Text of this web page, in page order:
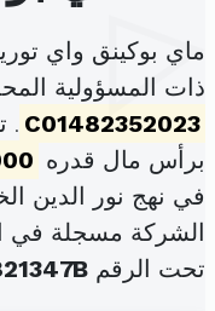
ماي بوكينق واي
ذات المسؤولية
C01482352023
برأس مال قدره
في نهج نور الدين الخياشي
الشركة مسجلة في
تحت الرقم